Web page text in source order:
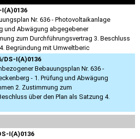
I(A)0136
Nr. 636 - Photovoltaikanlage
und Abwägung abgegebener
zum Durchführungsvertrag 3. Beschluss
Begründung mit Umweltberic
DS-I(A)0136
Bebauungsplan Nr. 636 -
- 1. Prüfung und Abwägung
2. Zustimmung zum
über den Plan als Satzung 4.
I(A)0136